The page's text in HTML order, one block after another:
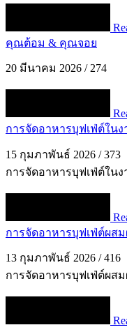
คุณต้อม & คุณจอย
20 มีนาคม 2026 / 274
การจัดอาหารบุฟเฟ่ต์ใน
15 กุมภาพันธ์ 2026 / 373
การจัดอาหารบุฟเฟ่ต์ในง
การจัดอาหารบุฟเฟ่ต์ผส
13 กุมภาพันธ์ 2026 / 416
การจัดอาหารบุฟเฟ่ต์ผสม